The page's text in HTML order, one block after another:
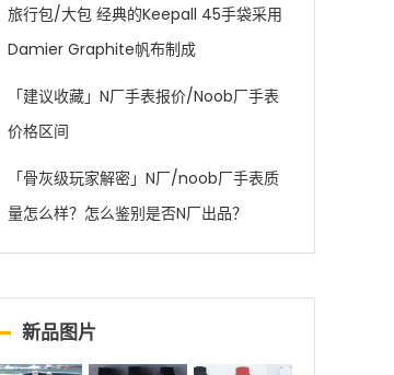
旅行包/大包 经典的Keepall 45手袋采用
Damier Graphite帆布制成
「建议收藏」N厂手表报价/Noob厂手表
价格区间
「骨灰级玩家解密」N厂/noob厂手表质
量怎么样？怎么鉴别是否N厂出品？
新品图片